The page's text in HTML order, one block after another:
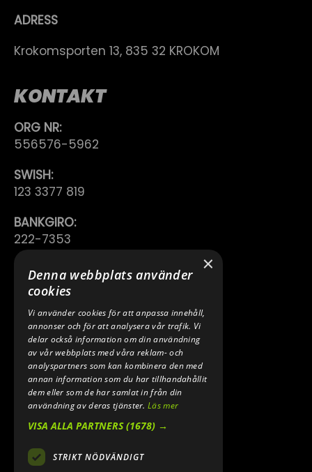
ADRESS
Krokomsporten 13, 835 32 KROKOM
KONTAKT
ORG NR:
556576-5962
SWISH:
123 3377 819
BANKGIRO:
222-7353
TELEFON:
0640 200 50
E-POST:
INFO@SPEEDSHOPEN.SE
ÅNGRA MITT KÖP
×
Denna webbplats använder
cookies
Vi använder cookies för att anpassa innehåll,
annonser och för att analysera vår trafik. Vi
delar också information om din användning
av vår webbplats med våra reklam- och
analyspartners som kan kombinera den med
annan information som du har tillhandahållit
dem eller som de har samlat in från din
användning av deras tjänster.Läs mer
VISA ALLA PARTNERS(1678) →
STRIKT NÖDVÄNDIGT